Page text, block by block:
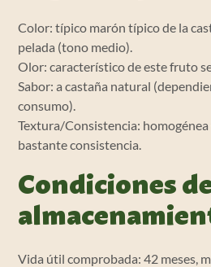
Color: típico marón típico de la
pelada (tono medio).
Olor: característico de este fruto
Sabor: a castaña natural
consumo).
Textura/Consistencia: homogénea
bastante consistencia.
Condiciones
Vida útil comprobada: 42 meses,